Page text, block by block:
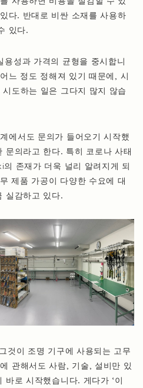
다. 반대로 비싼 소재를 사용하
있다.
성과 가격의 균형을 중시합니
느 정도 정해져 있기 때문에, 시
도하는 일은 그다지 많지 않습
에서도 문의가 들어오기 시작했
문의라고 한다. 특히 코로나 사태
존재가 더욱 널리 알려지게 되
제품 가공이 다양한 수요에 대
실감하고 있다.
것이 조명 기구에 사용되는 고무
관해서도 사람, 기술, 설비만 있
로 시작했습니다. 게다가 ‘이